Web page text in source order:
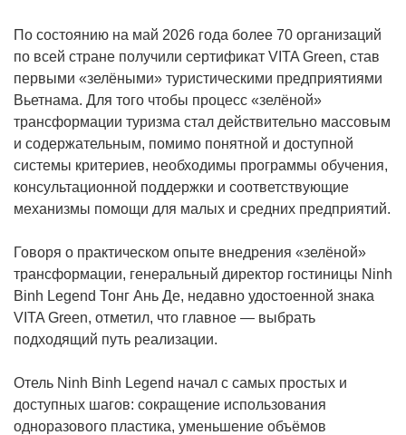
По состоянию на май 2026 года более 70 организаций
по всей стране получили сертификат VITA Green, став
первыми «зелёными» туристическими предприятиями
Вьетнама. Для того чтобы процесс «зелёной»
трансформации туризма стал действительно массовым
и содержательным, помимо понятной и доступной
системы критериев, необходимы программы обучения,
консультационной поддержки и соответствующие
механизмы помощи для малых и средних предприятий.
Говоря о практическом опыте внедрения «зелёной»
трансформации, генеральный директор гостиницы Ninh
Binh Legend Тонг Ань Де, недавно удостоенной знака
VITA Green, отметил, что главное — выбрать
подходящий путь реализации.
Отель Ninh Binh Legend начал с самых простых и
доступных шагов: сокращение использования
одноразового пластика, уменьшение объёмов